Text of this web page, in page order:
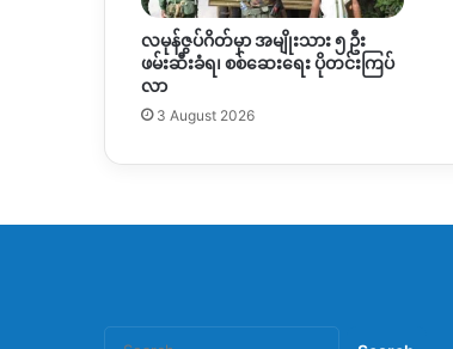
လမုန်ဇွပ်ဂိတ်မှာ အမျိုးသား ၅ ဦး
ဖမ်းဆီးခံရ၊ စစ်ဆေးရေး ပိုတင်းကြပ်
လာ
3 August 2026